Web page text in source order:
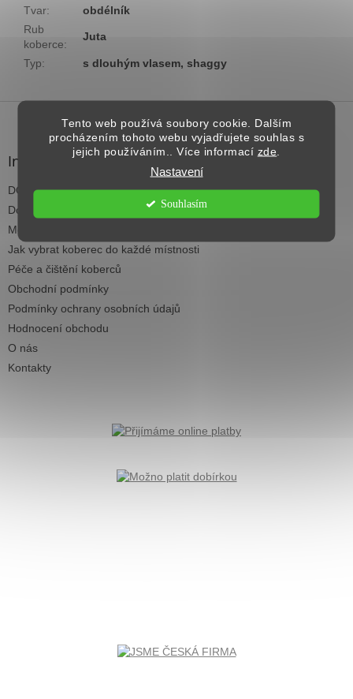
Tento web používá soubory cookie. Dalším
procházením tohoto webu vyjadřujete souhlas s
jejich používáním.. Více informací zde
Nastavení
Souhlasím
Tvar:
obdélník
Rub
koberce:
Juta
Typ: s dlouhým vlasem, shaggy
Informace pro vás
DOPRAVA NAD 2.500,- KČ ZDARMA
Dodací termíny
Možnosti platby
Jak vybrat koberec do každé místnosti
Péče a čištění koberců
Obchodní podmínky
Podmínky ochrany osobních údajů
Hodnocení obchodu
O nás
Kontakty